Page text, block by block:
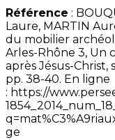
Référence :
Laure, MARTIN
du mobilier
Arles-Rhône 3, Un
après Jésus-Christ,
pp. 38-40. En ligne
: https://
ge